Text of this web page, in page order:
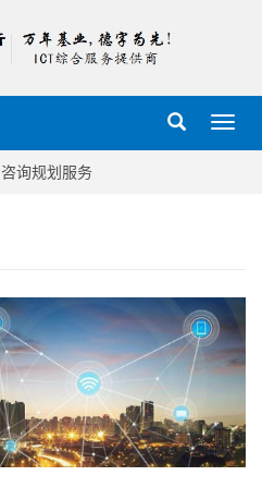
导
航
咨询规划服务